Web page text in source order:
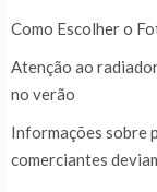
Como Escolher o
Atenção ao
no verão
Informações sobre
comerciantes